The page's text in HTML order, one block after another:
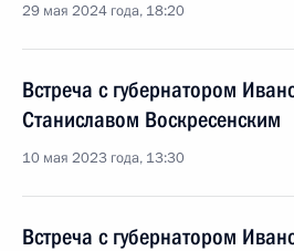
29 мая 2024 года, 18:20
Встреча с губернатором
Станиславом Воскресенским
10 мая 2023 года, 13:30
Встреча с губернатором